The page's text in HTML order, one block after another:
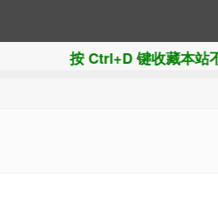
按 Ctrl+D 键收藏本站不迷路.